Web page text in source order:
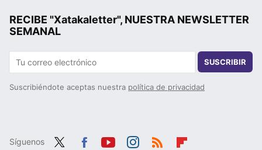
RECIBE "Xatakaletter", NUESTRA NEWSLETTER
SEMANAL
SUSCRIBIR
Suscribiéndote aceptas nuestra política de privacidad
Síguenos